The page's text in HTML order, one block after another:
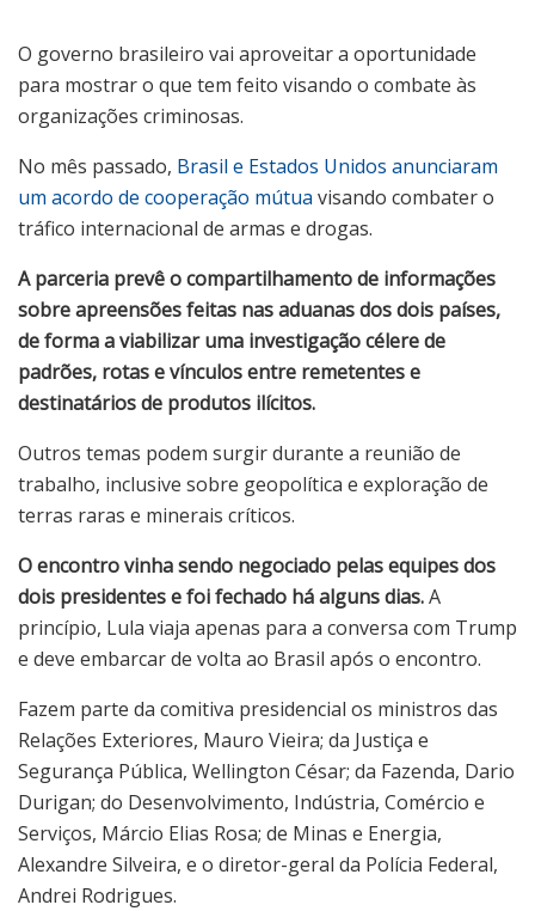
O governo brasileiro vai aproveitar a oportunidade
para mostrar o que tem feito visando o combate às
organizações criminosas.
No mês passado, Brasil e Estados Unidos anunciaram
um acordo de cooperação mútua visando combater o
tráfico internacional de armas e drogas.
A parceria prevê o compartilhamento de informações
sobre apreensões feitas nas aduanas dos dois países,
de forma a viabilizar uma investigação célere de
padrões, rotas e vínculos entre remetentes e
destinatários de produtos ilícitos.
Outros temas podem surgir durante a reunião de
trabalho, inclusive sobre geopolítica e exploração de
terras raras e minerais críticos.
O encontro vinha sendo negociado pelas equipes dos
dois presidentes e foi fechado há alguns dias.A
princípio, Lula viaja apenas para a conversa com Trump
e deve embarcar de volta ao Brasil após o encontro.
Fazem parte da comitiva presidencial os ministros das
Relações Exteriores, Mauro Vieira; da Justiça e
Segurança Pública, Wellington César; da Fazenda, Dario
Durigan; do Desenvolvimento, Indústria, Comércio e
Serviços, Márcio Elias Rosa; de Minas e Energia,
Alexandre Silveira, e o diretor-geral da Polícia Federal,
Andrei Rodrigues.